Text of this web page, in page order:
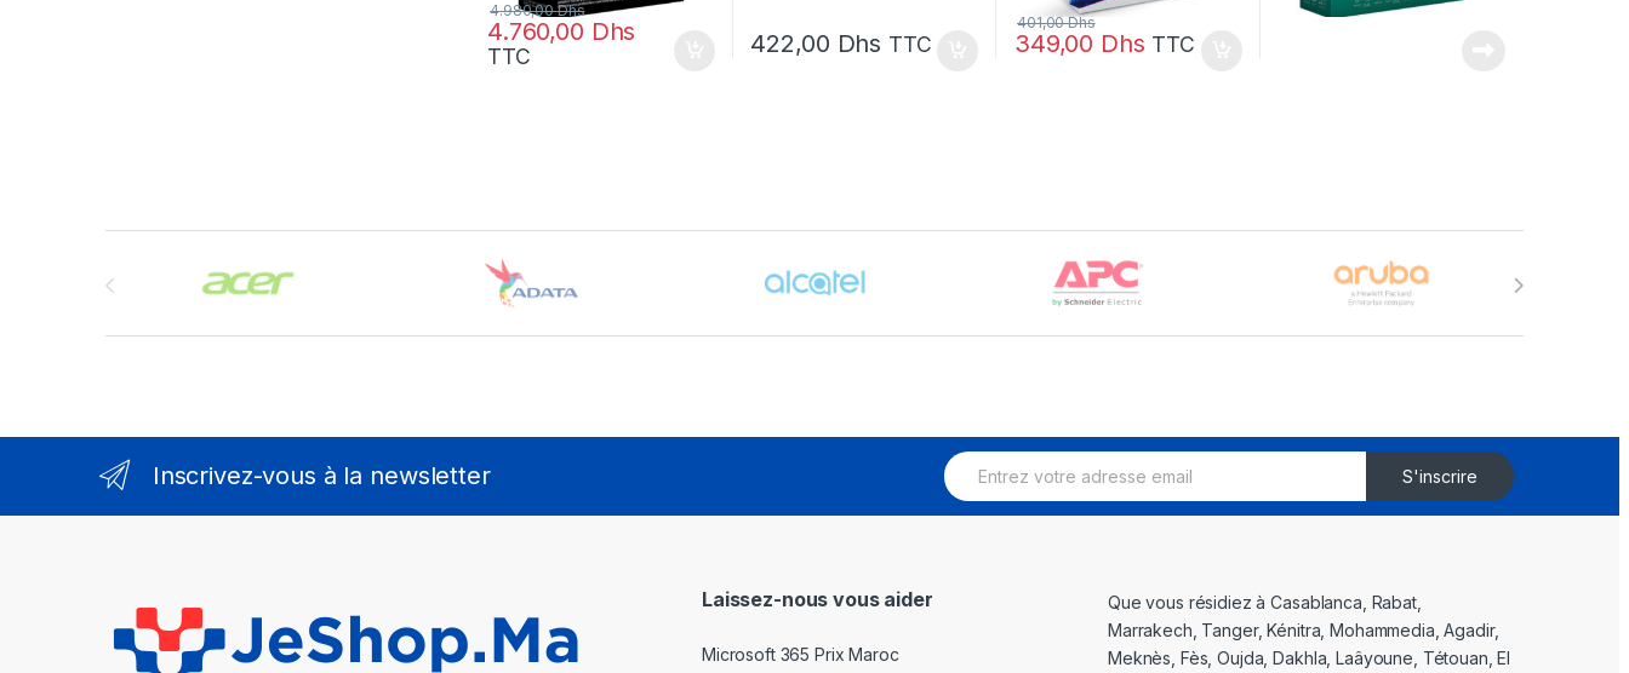
4.760,00 Dhs
4.980,00Dhs
TTC 422,00 Dhs TTC 349,00 Dhs
401,00Dhs
TTC
Inscrivez-vous à la newsletter
E
m
S'inscrire
Laissez-nous vous aider
Microsoft 365 Prix Maroc
Que vous résidiez à Casablanca, Rabat,
Marrakech, Tanger, Kénitra, Mohammedia, Agadir,
Meknès, Fès, Oujda, Dakhla, Laâyoune, Tétouan, El